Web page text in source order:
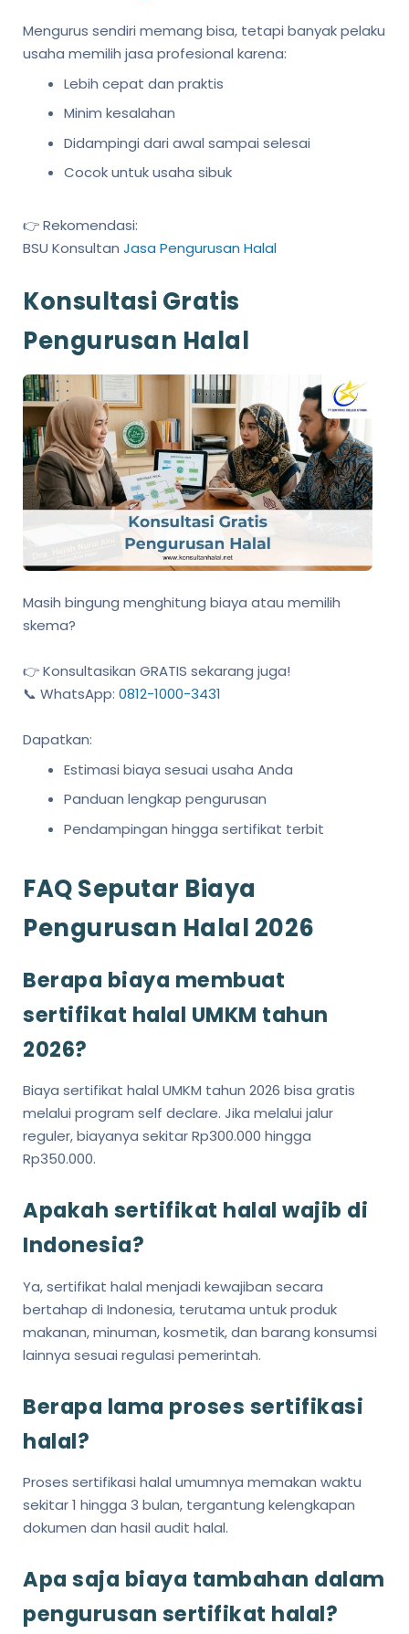
Mengurus sendiri memang bisa, tetapi banyak pelaku
usaha memilih jasa profesional karena:
Lebih cepat dan praktis
Minim kesalahan
Didampingi dari awal sampai selesai
Cocok untuk usaha sibuk
👉 Rekomendasi:
BSU Konsultan Jasa Pengurusan Halal
Konsultasi Gratis
Pengurusan Halal
Masih bingung menghitung biaya atau memilih
skema?
👉 Konsultasikan GRATIS sekarang juga!
📞 WhatsApp: 0812-1000-3431
Dapatkan:
Estimasi biaya sesuai usaha Anda
Panduan lengkap pengurusan
Pendampingan hingga sertifikat terbit
FAQ Seputar Biaya
Pengurusan Halal 2026
Berapa biaya membuat
sertifikat halal UMKM tahun
2026?
Biaya sertifikat halal UMKM tahun 2026 bisa gratis
melalui program self declare. Jika melalui jalur
reguler, biayanya sekitar Rp300.000 hingga
Rp350.000.
Apakah sertifikat halal wajib di
Indonesia?
Ya, sertifikat halal menjadi kewajiban secara
bertahap di Indonesia, terutama untuk produk
makanan, minuman, kosmetik, dan barang konsumsi
lainnya sesuai regulasi pemerintah.
Berapa lama proses sertifikasi
halal?
Proses sertifikasi halal umumnya memakan waktu
sekitar 1 hingga 3 bulan, tergantung kelengkapan
dokumen dan hasil audit halal.
Apa saja biaya tambahan dalam
pengurusan sertifikat halal?